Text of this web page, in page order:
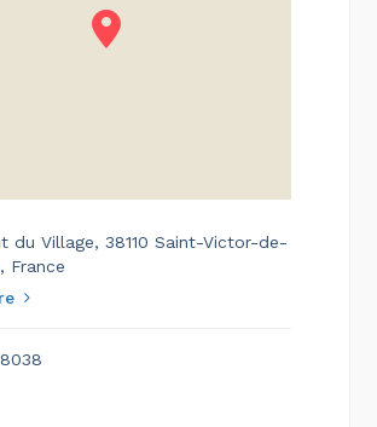
du Village, 38110 Saint-Victor-de-
France